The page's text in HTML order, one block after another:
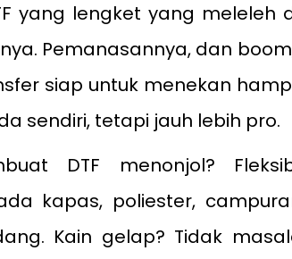
yang lengket yang meleleh
Pemanasannya, dan
siap untuk menekan
sendiri, tetapi jauh lebih pro.
DTF menonjol?
kapas, poliester,
Kain gelap? Tidak